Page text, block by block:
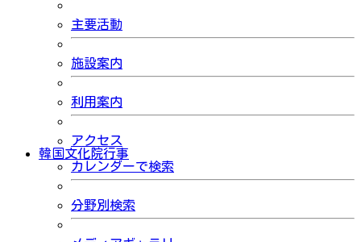
主要活動
施設案内
利用案内
アクセス
韓国文化院行事
カレンダーで検索
分野別検索